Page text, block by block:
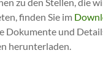
finden Sie im
Dokumente und
herunterladen.